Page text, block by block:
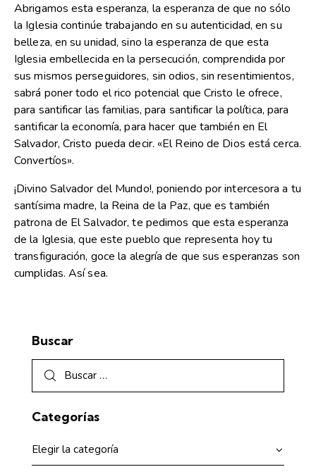
Abrigamos esta esperanza, la esperanza de que no sólo
la Iglesia continúe trabajando en su autenticidad, en su
belleza, en su unidad, sino la esperanza de que esta
Iglesia embellecida en la persecución, comprendida por
sus mismos perseguidores, sin odios, sin resentimientos,
sabrá poner todo el rico potencial que Cristo le ofrece,
para santificar las familias, para santificar la política, para
santificar la economía, para hacer que también en El
Salvador, Cristo pueda decir. «El Reino de Dios está cerca.
Convertíos».
¡Divino Salvador del Mundo!, poniendo por intercesora a tu
santísima madre, la Reina de la Paz, que es también
patrona de El Salvador, te pedimos que esta esperanza
de la Iglesia, que este pueblo que representa hoy tu
transfiguración, goce la alegría de que sus esperanzas son
cumplidas. Así sea.
Buscar
Categorías